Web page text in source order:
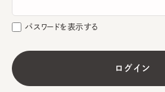
パスワードを表示する